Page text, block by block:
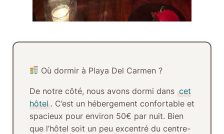
Où dormir à Playa Del Carmen ?
De notre côté, nous avons dormi dans cet
hôtel . C’est un hébergement confortable et
spacieux pour environ 50€ par nuit. Bien
que l’hôtel soit un peu excentré du centre-